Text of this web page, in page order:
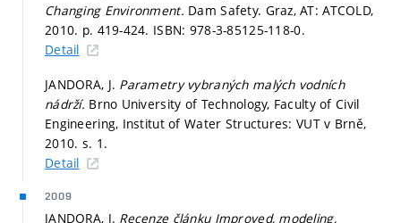
Changing Environment. Dam Safety. Graz, AT: ATCOLD,
2010. p. 419-424. ISBN: 978-3-85125-118-0.
Detail
JANDORA, J. Parametry vybraných malých vodních
nádrží. Brno University of Technology, Faculty of Civil
Engineering, Institut of Water Structures: VUT v Brně,
2010. s. 1.
Detail
2009
JANDORA, J. Recenze článku Improved, modeling,